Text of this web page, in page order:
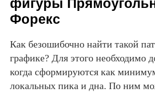
фигуры
Форекс
Как безошибочно найти такой
графике? Для этого необходимо
когда сформируются как
локальных пика и дна. По ним